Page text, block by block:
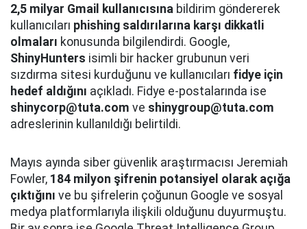
2,5 milyar Gmail kullanıcısına bildirim göndererek
kullanıcıları phishing saldırılarına karşı dikkatli
olmaları konusunda bilgilendirdi. Google,
ShinyHunters isimli bir hacker grubunun veri
sızdırma sitesi kurduğunu ve kullanıcıları fidye için
hedef aldığını açıkladı. Fidye e-postalarında ise
shinycorp@tuta.com ve shinygroup@tuta.com
adreslerinin kullanıldığı belirtildi.
Mayıs ayında siber güvenlik araştırmacısı Jeremiah
Fowler, 184 milyon şifrenin potansiyel olarak açığa
çıktığını ve bu şifrelerin çoğunun Google ve sosyal
medya platformlarıyla ilişkili olduğunu duyurmuştu.